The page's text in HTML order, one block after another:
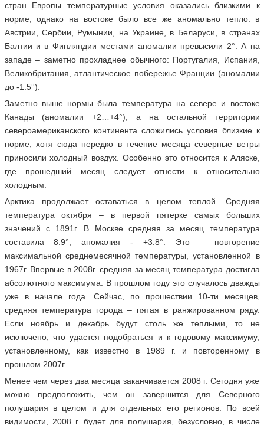
стран Европы температурные условия оказались близкими к
норме, однако на востоке было все же аномально тепло: в
Австрии, Сербии, Румынии, на Украине, в Беларуси, в странах
Балтии и в Финляндии местами аномалии превысили 2°. А на
западе – заметно прохладнее обычного: Португалия, Испания,
Великобритания, атлантическое побережье Франции (аномалии
до -1.5°).
Заметно выше нормы была температура на севере и востоке
Канады (аномалии +2…+4°), а на остальной территории
североамериканского континента сложились условия близкие к
норме, хотя сюда нередко в течение месяца северные ветры
приносили холодный воздух. Особенно это относится к Аляске,
где прошедший месяц следует отнести к относительно
холодным.
Арктика продолжает оставаться в целом теплой. Средняя
температура октября – в первой пятерке самых больших
значений с 1891г. В Москве средняя за месяц температура
составила 8.9°, аномалия - +3.8°. Это – повторение
максимальной среднемесячной температуры, установленной в
1967г. Впервые в 2008г. средняя за месяц температура достигла
абсолютного максимума. В прошлом году это случалось дважды
уже в начале года. Сейчас, по прошествии 10-ти месяцев,
средняя температура города – пятая в ранжированном ряду.
Если ноябрь и декабрь будут столь же теплыми, то не
исключено, что удастся подобраться и к годовому максимуму,
установленному, как известно в 1989 г. и повторенному в
прошлом 2007г.
Менее чем через два месяца заканчивается 2008 г. Сегодня уже
можно предположить, чем он завершится для Северного
полушария в целом и для отдельных его регионов. По всей
видимости, 2008 г. будет для полушария, безусловно, в числе